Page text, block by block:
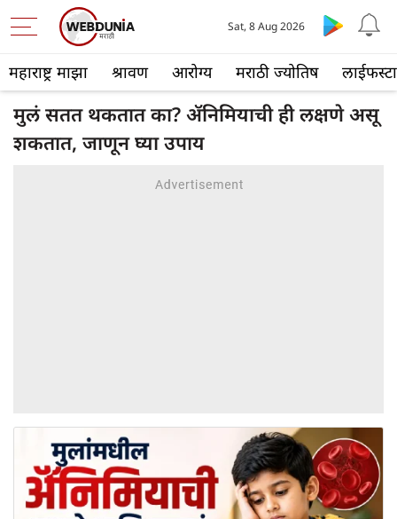
महाराष्ट्र माझा श्रावण आरोग्य मराठी ज्योतिष
Sat, 8 Aug 2026
मुलं सतत थकतात का? ॲनिमियाची ही लक्षणे असू
शकतात, जाणून घ्या उपाय